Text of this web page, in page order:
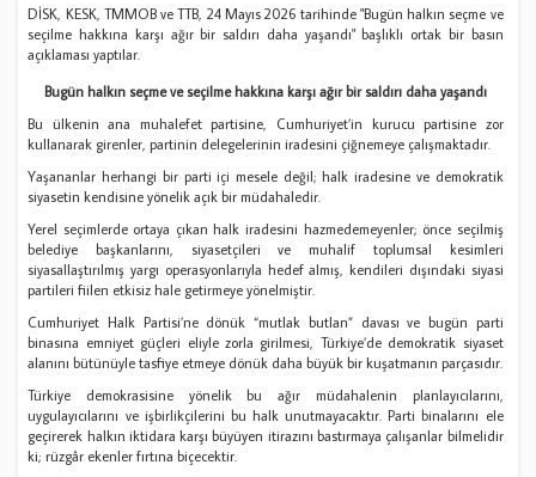
DİSK, KESK, TMMOB ve TTB, 24 Mayıs 2026 tarihinde "Bugün halkın seçme ve
seçilme hakkına karşı ağır bir saldırı daha yaşandı" başlıklı ortak bir basın
açıklaması yaptılar.
Bugün halkın seçme ve seçilme hakkına karşı ağır bir saldırı daha yaşandı
Bu ülkenin ana muhalefet partisine, Cumhuriyet’in kurucu partisine zor
kullanarak girenler, partinin delegelerinin iradesini çiğnemeye çalışmaktadır.
Yaşananlar herhangi bir parti içi mesele değil; halk iradesine ve demokratik
siyasetin kendisine yönelik açık bir müdahaledir.
Yerel seçimlerde ortaya çıkan halk iradesini hazmedemeyenler; önce seçilmiş
belediye başkanlarını, siyasetçileri ve muhalif toplumsal kesimleri
siyasallaştırılmış yargı operasyonlarıyla hedef almış, kendileri dışındaki siyasi
partileri fiilen etkisiz hale getirmeye yönelmiştir.
Cumhuriyet Halk Partisi’ne dönük “mutlak butlan” davası ve bugün parti
binasına emniyet güçleri eliyle zorla girilmesi, Türkiye’de demokratik siyaset
alanını bütünüyle tasfiye etmeye dönük daha büyük bir kuşatmanın parçasıdır.
Türkiye demokrasisine yönelik bu ağır müdahalenin planlayıcılarını,
uygulayıcılarını ve işbirlikçilerini bu halk unutmayacaktır. Parti binalarını ele
geçirerek halkın iktidara karşı büyüyen itirazını bastırmaya çalışanlar bilmelidir
ki; rüzgâr ekenler fırtına biçecektir.